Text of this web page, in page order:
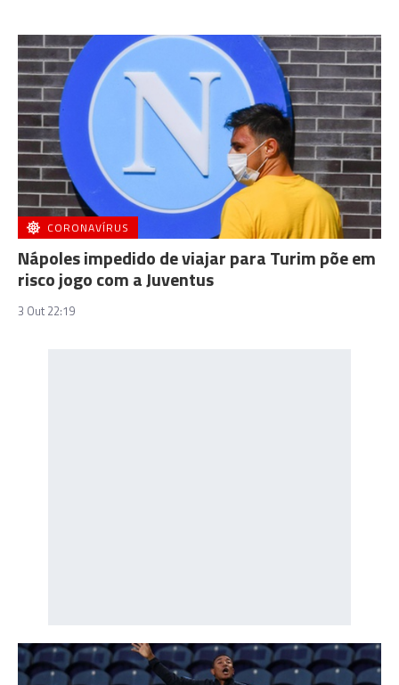
CORONAVÍRUS
Nápoles impedido de viajar para Turim põe em
risco jogo com a Juventus
3 Out 22:19